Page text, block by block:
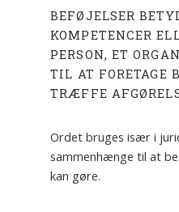
BEFØJELSER
KOMPETENCER
PERSON, ET
TIL AT FORETAGE
TRÆFFE
Ordet bruges især i
sammenhænge til at
kan gøre.